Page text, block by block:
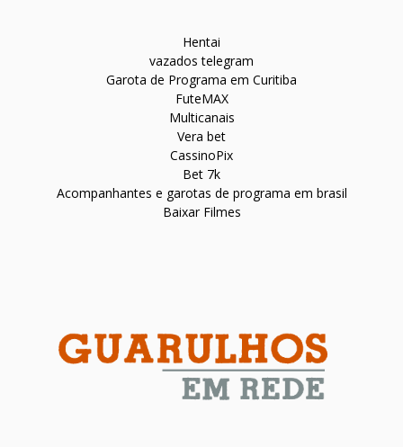
Hentai
vazados telegram
Garota de Programa em Curitiba
FuteMAX
Multicanais
Vera bet
CassinoPix
Bet 7k
Acompanhantes e garotas de programa em brasil
Baixar Filmes